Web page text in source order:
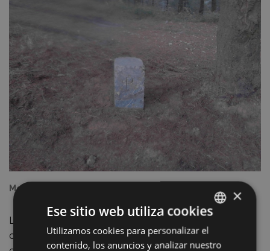
Mojón arreglado
La empresa que ha realizado el trabajo ha cumplido las
condiciones establecidas y ha actuado con la diligencia
BASQUE
SPANISH
×
Ese sitio web utiliza cookies
Utilizamos cookies para personalizar el
contenido, los anuncios y analizar nuestro